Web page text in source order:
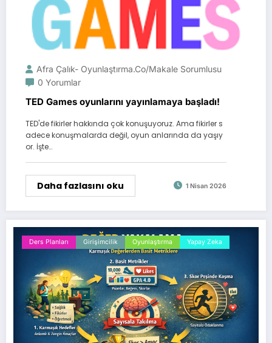
Afra Çalık- Oyunlaştırma.Co/Makale Sorumlusu
0 Yorumlar
TED Games oyunlarını yayınlamaya başladı!
TED'de fikirler hakkında çok konuşuyoruz. Ama fikirler s
adece konuşmalarda değil, oyun anlarında da yaşıy
or. İşte…
Daha fazlasını oku 1 Nisan 2026
Ders Planları Girişimcilik Oyunlaştırma Yapay Zeka